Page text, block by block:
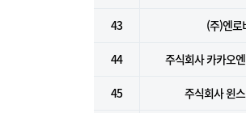
43 (주)엔로
44 주식회사 카카오
45 주식회사 윈